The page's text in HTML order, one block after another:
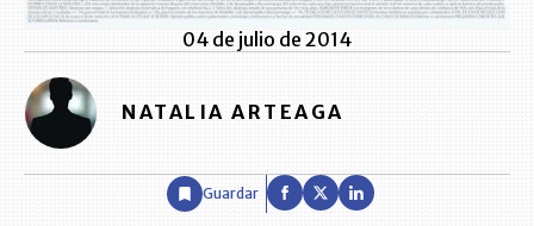
04 de julio de 2014
NATALIA ARTEAGA
Guardar